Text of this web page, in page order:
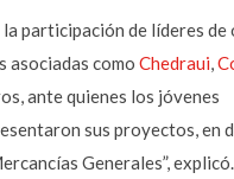
participación de líderes de
asociadas como Chedraui,
ante quienes los jóvenes
sus proyectos, en
Generales”, explicó.